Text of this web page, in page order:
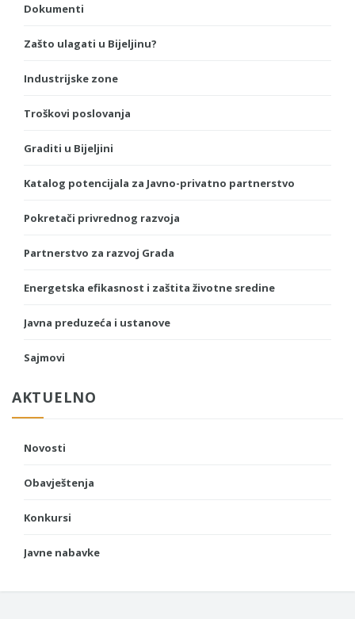
Dokumenti
Zašto ulagati u Bijeljinu?
Industrijske zone
Troškovi poslovanja
Graditi u Bijeljini
Katalog potencijala za Javno-privatno partnerstvo
Pokretači privrednog razvoja
Partnerstvo za razvoj Grada
Energetska efikasnost i zaštita životne sredine
Javna preduzeća i ustanove
Sajmovi
AKTUELNO
Novosti
Obavještenja
Konkursi
Javne nabavke